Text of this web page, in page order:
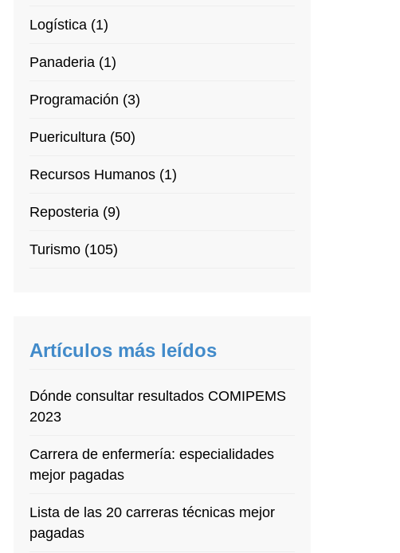
Logística (1)
Panaderia (1)
Programación (3)
Puericultura (50)
Recursos Humanos (1)
Reposteria (9)
Turismo (105)
Artículos más leídos
Dónde consultar resultados COMIPEMS
2023
Carrera de enfermería: especialidades
mejor pagadas
Lista de las 20 carreras técnicas mejor
pagadas